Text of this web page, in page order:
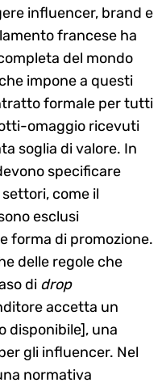
influencer, brand e
francese ha
del mondo
impone a questi
formale per tutti
omaggio ricevuti
soglia di valore. In
specificare
come il
esclusi
forma di promozione.
delle regole che
di drop
accetta un
disponibile], una
gli influencer. Nel
normativa